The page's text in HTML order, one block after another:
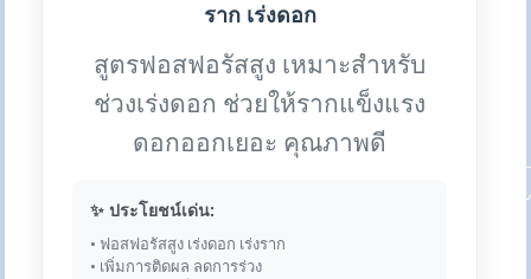
ราก เร่งดอก
สูตรฟอสฟอรัสสูง เหมาะสำหรับ
ช่วงเร่งดอก ช่วยให้รากแข็งแรง
ดอกออกเยอะ คุณภาพดี
✨ ประโยชน์เด่น:
• ฟอสฟอรัสสูง เร่งดอก เร่งราก
• เพิ่มการติดผล ลดการร่วง